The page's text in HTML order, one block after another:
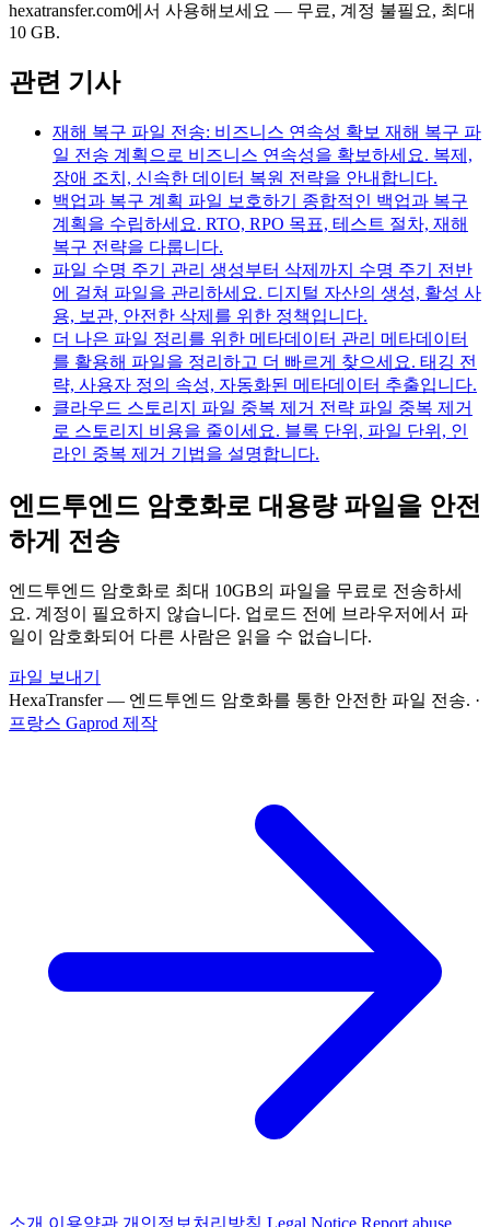
hexatransfer.com에서 사용해보세요 — 무료, 계정 불필요, 최대
10 GB.
관련 기사
재해 복구 파일 전송: 비즈니스 연속성 확보 재해 복구 파
일 전송 계획으로 비즈니스 연속성을 확보하세요. 복제,
장애 조치, 신속한 데이터 복원 전략을 안내합니다.
백업과 복구 계획 파일 보호하기
종합적인 백업과 복구
계획을 수립하세요. RTO, RPO 목표, 테스트 절차, 재해
복구 전략을 다룹니다.
파일 수명 주기 관리 생성부터 삭제까지
수명 주기 전반
에 걸쳐 파일을 관리하세요. 디지털 자산의 생성, 활성 사
용, 보관, 안전한 삭제를 위한 정책입니다.
더 나은 파일 정리를 위한 메타데이터 관리 메타데이터
를 활용해 파일을 정리하고 더 빠르게 찾으세요. 태깅 전
략, 사용자 정의 속성, 자동화된 메타데이터 추출입니다.
클라우드 스토리지 파일 중복 제거 전략 파일 중복 제거
로 스토리지 비용을 줄이세요. 블록 단위, 파일 단위, 인
라인 중복 제거 기법을 설명합니다.
엔드투엔드 암호화로 대용량 파일을 안전
하게 전송
엔드투엔드 암호화로 최대 10GB의 파일을 무료로 전송하세
요. 계정이 필요하지 않습니다. 업로드 전에 브라우저에서 파
일이 암호화되어 다른 사람은 읽을 수 없습니다.
파일 보내기
HexaTransfer — 엔드투엔드 암호화를 통한 안전한 파일 전송. ·
프랑스 Gaprod 제작
소개 이용약관 개인정보처리방침 Legal Notice Report abuse